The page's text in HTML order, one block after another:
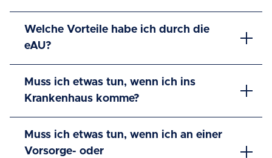
Welche Vorteile habe ich durch die
eAU?
Muss ich etwas tun, wenn ich ins
Krankenhaus komme?
Muss ich etwas tun, wenn ich an einer
Vorsorge- oder